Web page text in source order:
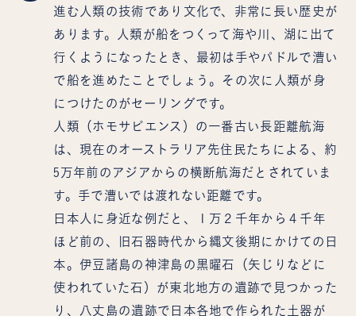
進む人類の技術であり文化で、非常に長い歴史が
あります。人類が船をつくって海や川、湖に出て
行くようになったとき、最初は手やパドルで漕い
で船を進めたことでしょう。その次に人類が身
につけたのがセーリングです。
人類（ホモサピエンス）の一番古い長距離航海
は、現在のオーストラリア先住民たちによる、約
5万年前のアジアからの横断航海だとされていま
す。手で漕いでは渡れない距離です。
日本人に身近な例だと、１万２千年から４千年
ほど前の、旧石器時代から縄文後期にかけての日
本。伊豆諸島の神津島の黒曜石（矢じりなどに
使われていた石）が東北地方の遺跡で見つかった
り、八丈島の遺跡で日本各地で作られた土器が